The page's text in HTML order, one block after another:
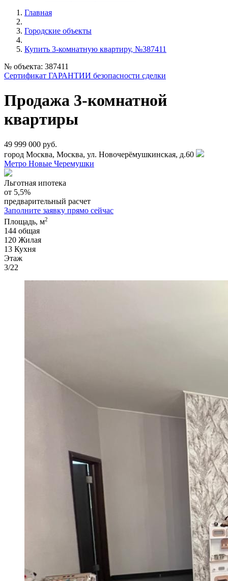
Главная
Городские объекты
Купить 3-комнатную квартиру, №387411
№ объекта: 387411
Сертификат ГАРАНТИИ безопасности сделки
Продажа 3-комнатной
квартиры
49 999 000 руб.
город Москва, Москва, ул. Новочерёмушкинская, д.60
Метро Новые Черемушки
Льготная ипотека
от 5,5%
предварительный расчет
Заполните заявку прямо сейчас
Площадь, м2
144 общая
120 Жилая
13 Кухня
Этаж
3/22